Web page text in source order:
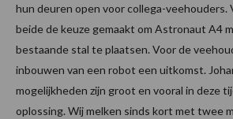
hun deuren open voor collega-veehouders.
beide de keuze gemaakt om Astronaut A4
bestaande stal te plaatsen. Voor de
inbouwen van een robot een uitkomst.
mogelijkheden zijn groot en vooral in deze
oplossing. Wij melken sinds kort met twee